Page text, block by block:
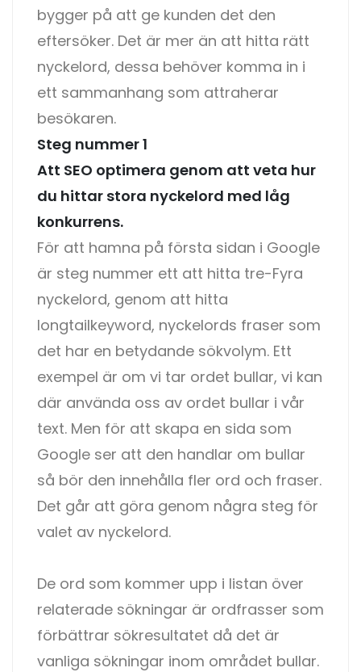
bygger på att ge kunden det den
eftersöker. Det är mer än att hitta rätt
nyckelord, dessa behöver komma in i
ett sammanhang som attraherar
besökaren.
Steg nummer 1
Att SEO optimera genom att veta hur
du hittar stora nyckelord med låg
konkurrens.
För att hamna på första sidan i Google
är steg nummer ett att hitta tre-Fyra
nyckelord, genom att hitta
longtailkeyword, nyckelords fraser som
det har en betydande sökvolym. Ett
exempel är om vi tar ordet bullar, vi kan
där använda oss av ordet bullar i vår
text. Men för att skapa en sida som
Google ser att den handlar om bullar
så bör den innehålla fler ord och fraser.
Det går att göra genom några steg för
valet av nyckelord.
De ord som kommer upp i listan över
relaterade sökningar är ordfrasser som
förbättrar sökresultatet då det är
vanliga sökningar inom området bullar.